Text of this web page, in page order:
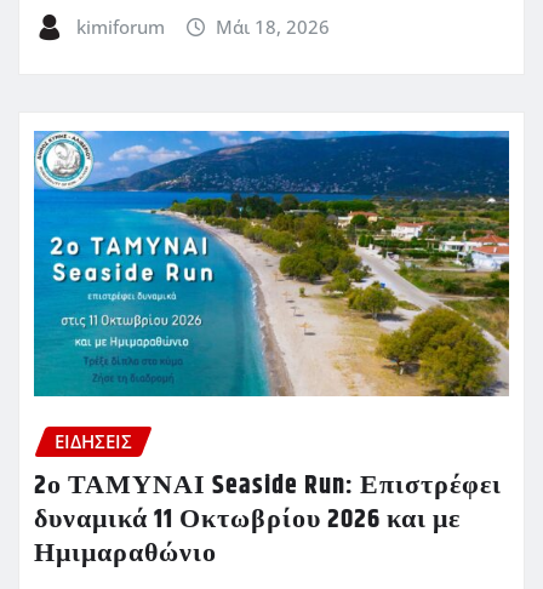
kimiforum Μάι 18, 2026
ΕΙΔΗΣΕΙΣ
2ο ΤΑΜΥΝΑΙ Seaside Run: Επιστρέφει
δυναμικά 11 Οκτωβρίου 2026 και με
Ημιμαραθώνιο